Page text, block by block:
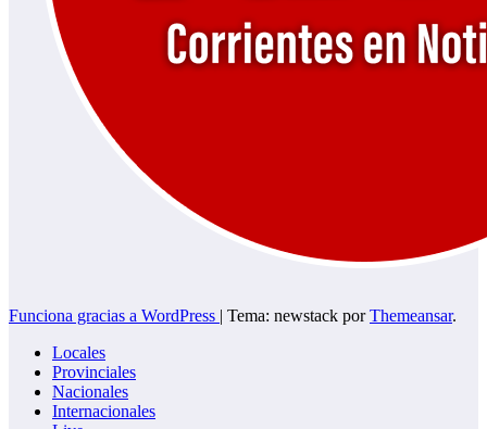
Funciona gracias a WordPress | Tema: newstack porThemeansar.
Locales
Provinciales
Nacionales
Internacionales